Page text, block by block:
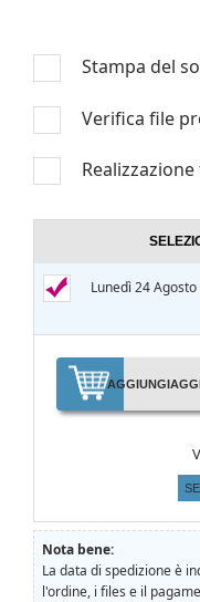
Stampa del
Verifica file
Lunedì 24 Agosto
AGGIUNGI
Nota bene:
La data di spedizione è
l'ordine, i files e il